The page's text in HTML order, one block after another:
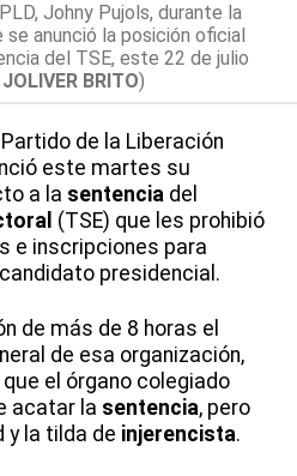
Johny Pujols, durante la
se anunció la posición oficial
del TSE, este 22 de julio
BRITO)
de la Liberación
este martes su
a la sentencia del
(TSE) que les prohibió
e inscripciones para
presidencial.
de más de 8 horas el
de esa organización,
el órgano colegiado
acatar la sentencia, pero
y la tilda de injerencista.